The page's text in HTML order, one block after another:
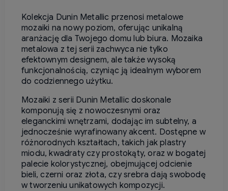
Kolekcja Dunin Metallic przenosi metalowe
mozaiki na nowy poziom, oferując unikalną
aranżację dla Twojego domu lub biura. Mozaika
metalowa z tej serii zachwyca nie tylko
efektownym designem, ale także wysoką
funkcjonalnością, czyniąc ją idealnym wyborem
do codziennego użytku.
Mozaiki z serii Dunin Metallic doskonale
komponują się z nowoczesnymi oraz
eleganckimi wnętrzami, dodając im subtelny, a
jednocześnie wyrafinowany akcent. Dostępne w
różnorodnych kształtach, takich jak plastry
miodu, kwadraty czy prostokąty, oraz w bogatej
palecie kolorystycznej, obejmującej odcienie
bieli, czerni oraz złota, czy srebra dają swobodę
w tworzeniu unikatowych kompozycji.